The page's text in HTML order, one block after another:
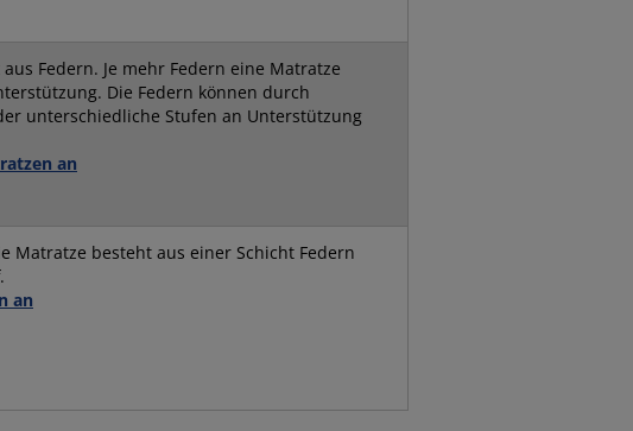
Federn. Je mehr Federn eine Matratze
Die Federn können durch
unterschiedliche Stufen an Unterstützung
an
Matratze besteht aus einer Schicht Federn
an